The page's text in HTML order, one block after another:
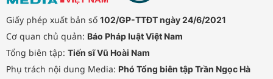
Giấy phép xuất bản số 102/GP-TTĐT ngày 24/6/2021
Cơ quan chủ quản: Báo Pháp luật Việt Nam
Tổng biên tập: Tiến sĩ Vũ Hoài Nam
Phụ trách nội dung Media: Phó Tổng biên tập Trần Ngọc Hà